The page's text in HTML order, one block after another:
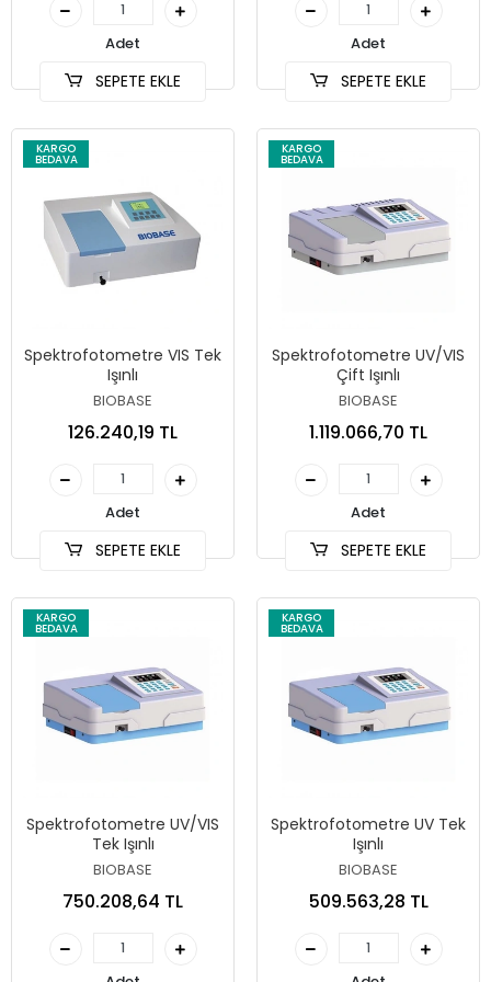
Adet
SEPETE EKLE
Adet
SEPETE EKLE
KARGO
BEDAVA
Spektrofotometre VIS Tek
Işınlı
BIOBASE
126.240,19 TL
Adet
SEPETE EKLE
KARGO
BEDAVA
Spektrofotometre UV/VIS
Çift Işınlı
BIOBASE
1.119.066,70 TL
Adet
SEPETE EKLE
KARGO
BEDAVA
Spektrofotometre UV/VIS
Tek Işınlı
BIOBASE
750.208,64 TL
KARGO
BEDAVA
Spektrofotometre UV Tek
Işınlı
BIOBASE
509.563,28 TL